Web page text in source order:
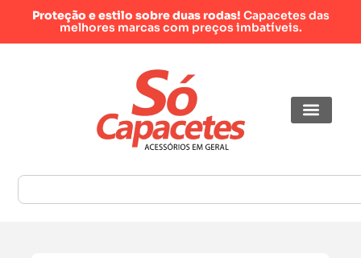
Proteção e estilo sobre duas rodas! Capacetes das
melhores marcas com preços imbatíveis.